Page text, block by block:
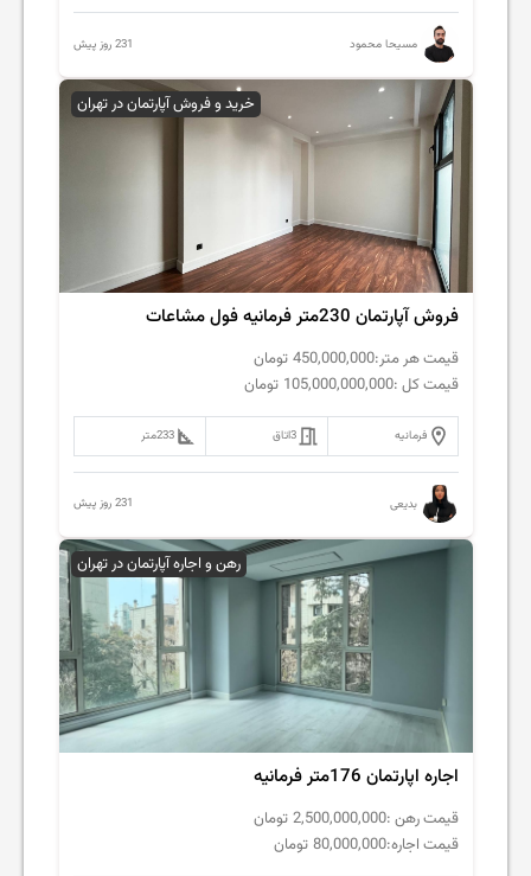
مسیحا محمود 231 روز پیش
خرید و فروش آپارتمان در تهران
فروش آپارتمان 230متر فرمانیه فول مشاعات
قیمت هر متر:450,000,000 تومان
قیمت کل :105,000,000,000 تومان
فرمانیه 3اتاق 233متر
بدیعی 231 روز پیش
رهن و اجاره آپارتمان در تهران
اجاره اپارتمان 176متر فرمانیه
قیمت رهن :2,500,000,000 تومان
قیمت اجاره:80,000,000 تومان